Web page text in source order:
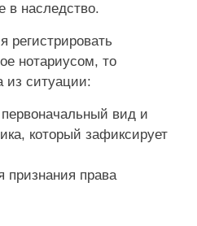
в наследство.
регистрировать
нотариусом, то
из ситуации:
вид и
который зафиксирует
признания права